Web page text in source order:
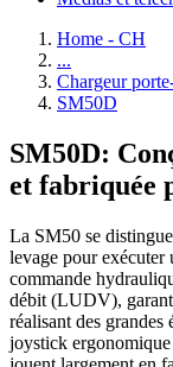
Home - CH
...
Chargeur
SM50D
SM50D:
et fabriquée
La SM50 se
levage pour exécuter
commande
débit (LUDV),
réalisant des
joystick